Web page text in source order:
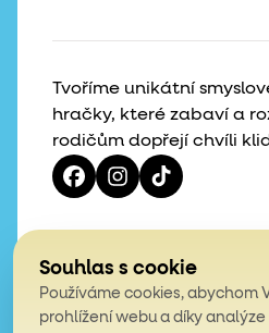
Tvoříme unikátní
hračky, které zabaví a
rodičům dopřejí chvíli
4,9
Souhlas s cookie
Používáme cookies, abychom
prohlížení webu a díky